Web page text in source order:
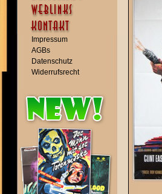
Impressum
AGBs
Datenschutz
Widerrufsrecht